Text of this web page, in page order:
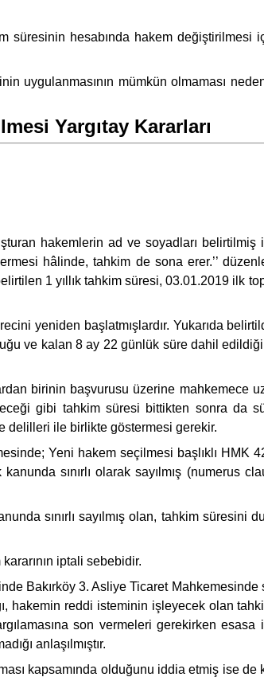
hesabında hakem değiştirilmesi
uygulanmasının mümkün olmaması
Yargıtay Kararları
hakemlerin ad ve soyadları
hâlinde, tahkim de sona erer.’’
1 yıllık tahkim süresi, 03.01.2019 ilk
yeniden başlatmışlardır. Yukarıda
ve kalan 8 ay 22 günlük süre dahil
birinin başvurusu üzerine mahkemece
gibi tahkim süresi bittikten sonra da
delilleri ile birlikte göstermesi gerekir.
Yeni hakem seçilmesi başlıklı HMK
sınırlı olarak sayılmış (numerus
sınırlı sayılmış olan, tahkim süresini
iptali sebebidir.
Bakırköy 3. Asliye Ticaret
hakemin reddi isteminin işleyecek olan
son vermeleri gerekirken esasa
anlaşılmıştır.
kapsamında olduğunu iddia etmiş ise de